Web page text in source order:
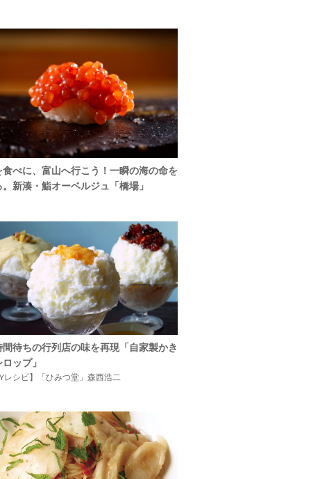
食べに、富山へ行こう！一瞬の海の命を
。新湊・鮨オーベルジュ「橋場」
間待ちの行列店の味を再現「自家製かき
ップ」
レシピ】「ひみつ堂」森西浩二